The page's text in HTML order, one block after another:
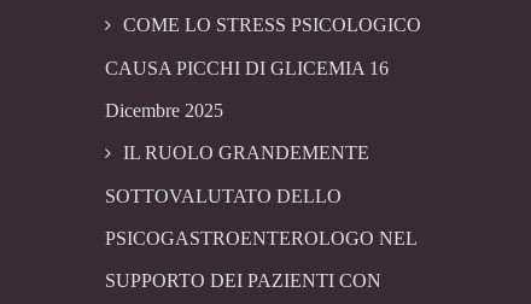
COME LO STRESS PSICOLOGICO
CAUSA PICCHI DI GLICEMIA 16
Dicembre 2025
IL RUOLO GRANDEMENTE
SOTTOVALUTATO DELLO
PSICOGASTROENTEROLOGO NEL
SUPPORTO DEI PAZIENTI CON